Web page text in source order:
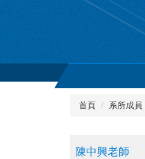
區
首頁 系所成員
陳中興老師